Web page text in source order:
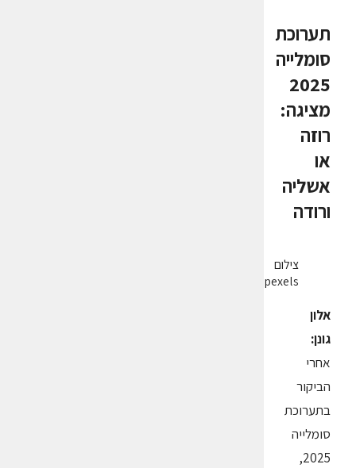
תערוכת
סומלייה
2025
מציגה:
רוזה
או
אשליה
ורודה
צילום
pexels
אלון
גונן:
אחרי
הביקור
בתערוכת
סומלייה
2025,